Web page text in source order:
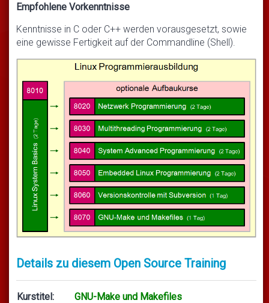
Empfohlene Vorkenntnisse
Kenntnisse in C oder C++ werden vorausgesetzt, sowie
eine gewisse Fertigkeit auf der Commandline (Shell).
Details zu diesem Open Source Training
Kurstitel:
GNU-Make und Makefiles